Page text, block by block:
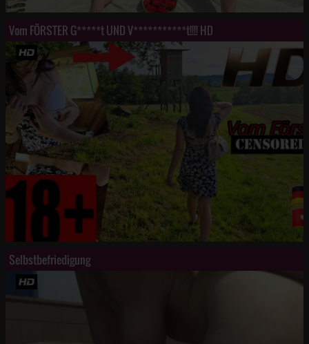
Vom FÖRSTER G*****t UND V***********t!!!! HD
Selbstbefriedigung